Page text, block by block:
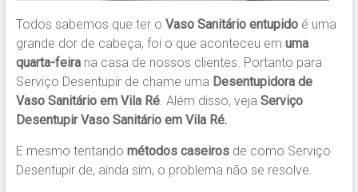
Todos sabemos que ter o Vaso Sanitário entupido é uma
grande dor de cabeça, foi o que aconteceu em uma
quarta-feirana casa de nossos clientes. Portanto para
Serviço Desentupir de chame uma Desentupidora de
Vaso Sanitário em Vila Ré. Além disso, veja Serviço
Desentupir Vaso Sanitário em Vila Ré.
E mesmo tentando métodos caseirosde como Serviço
Desentupir de, ainda sim, o problema não se resolve.